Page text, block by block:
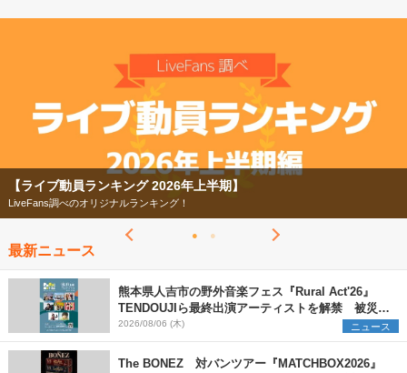
【フェス特集2026】
今年もフェスの季節がやってきた！
最新ニュース
熊本県人吉市の野外音楽フェス『Rural Act'26』
TENDOUJIら最終出演アーティストを解禁 被災地
支援プロジェクトの始動も発表
2026/08/06 (木) ニュース
The BONEZ 対バンツアー『MATCHBOX2026』